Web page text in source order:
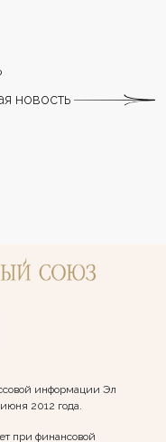
новость
информации Эл
2012 года.
при финансовой